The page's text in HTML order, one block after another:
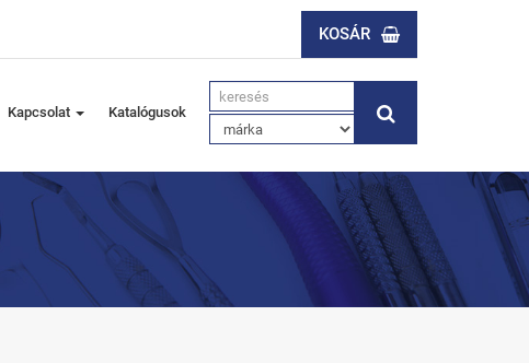
KOSÁR
Kapcsolat Katalógusok